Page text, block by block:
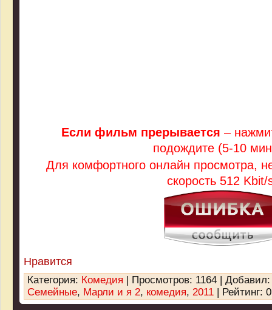
Если фильм прерывается –
подождите (5-10
Для комфортного онлайн просмотра,
скорость 512 Kbit/
Нравится
Категория: Комедия | Просмотров: 1164 | Добавил
Семейные, Марли и я 2, комедия, 2011 | Рейтинг: